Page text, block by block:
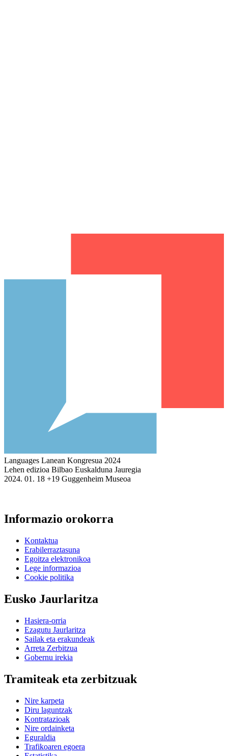
Languages Lanean Kongresua 2024
Lehen edizioa Bilbao Euskalduna Jauregia
2024. 01. 18 +19 Guggenheim Museoa
Informazio orokorra
Kontaktua
Erabilerraztasuna
Egoitza elektronikoa
Lege informazioa
Cookie politika
Eusko Jaurlaritza
Hasiera-orria
Ezagutu Jaurlaritza
Sailak eta erakundeak
Arreta Zerbitzua
Gobernu irekia
Tramiteak eta zerbitzuak
Nire karpeta
Diru laguntzak
Kontratazioak
Nire ordainketa
Eguraldia
Trafikoaren egoera